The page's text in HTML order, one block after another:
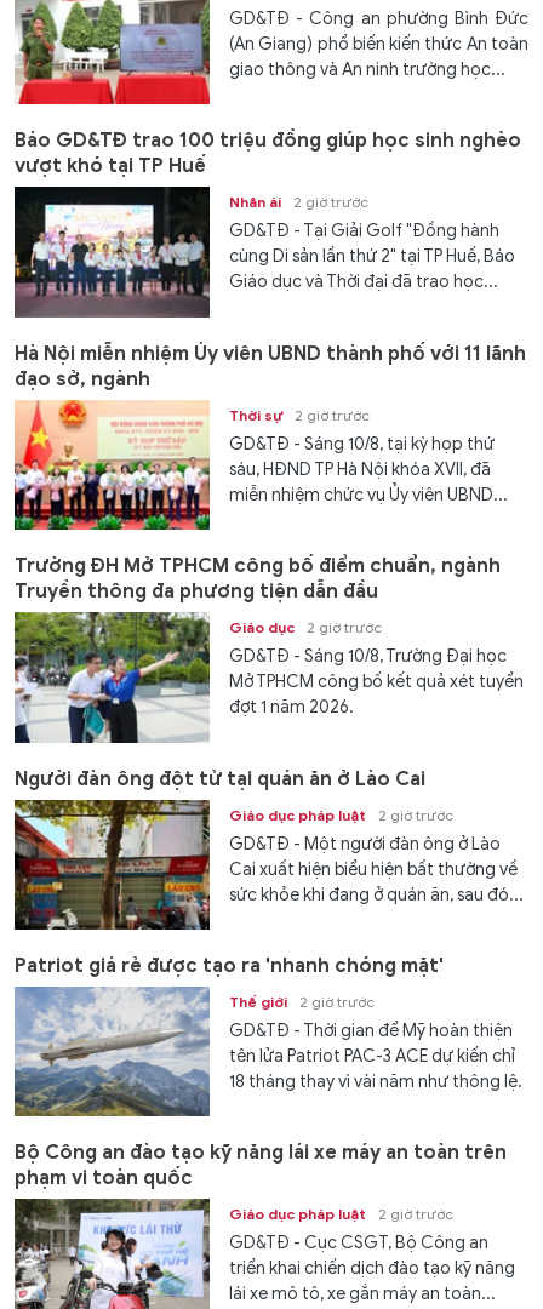
GD&TĐ - Công an phường Bình Đức
(An Giang) phổ biến kiến thức An toàn
giao thông và An ninh trường học...
Báo GD&TĐ trao 100 triệu đồng giúp học sinh nghèo
vượt khó tại TP Huế
Nhân ái 2 giờ trước
GD&TĐ - Tại Giải Golf "Đồng hành
cùng Di sản lần thứ 2" tại TP Huế, Báo
Giáo dục và Thời đại đã trao học...
Hà Nội miễn nhiệm Ủy viên UBND thành phố với 11 lãnh
đạo sở, ngành
Thời sự 2 giờ trước
GD&TĐ - Sáng 10/8, tại kỳ họp thứ
sáu, HĐND TP Hà Nội khóa XVII, đã
miễn nhiệm chức vụ Ủy viên UBND...
Trường ĐH Mở TPHCM công bố điểm chuẩn, ngành
Truyền thông đa phương tiện dẫn đầu
Giáo dục 2 giờ trước
GD&TĐ - Sáng 10/8, Trường Đại học
Mở TPHCM công bố kết quả xét tuyển
đợt 1 năm 2026.
Người đàn ông đột tử tại quán ăn ở Lào Cai
Giáo dục pháp luật 2 giờ trước
GD&TĐ - Một người đàn ông ở Lào
Cai xuất hiện biểu hiện bất thường về
sức khỏe khi đang ở quán ăn, sau đó...
Patriot giá rẻ được tạo ra 'nhanh chóng mặt'
Thế giới 2 giờ trước
GD&TĐ - Thời gian để Mỹ hoàn thiện
tên lửa Patriot PAC-3 ACE dự kiến chỉ
18 tháng thay vì vài năm như thông lệ.
Bộ Công an đào tạo kỹ năng lái xe máy an toàn trên
phạm vi toàn quốc
Giáo dục pháp luật 2 giờ trước
GD&TĐ - Cục CSGT, Bộ Công an
triển khai chiến dịch đào tạo kỹ năng
lái xe mô tô, xe gắn máy an toàn...